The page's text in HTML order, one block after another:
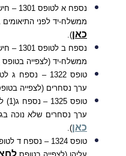
נספח א
ממשלח-יד לפני
כאן).
נספח
ממשלח-יד (לצפייה בטופס
טופס 1322 –
ערך נסחרים (לצפייה
טופס 1325 –
ערך נסחרים שלא נוכה
כאן).